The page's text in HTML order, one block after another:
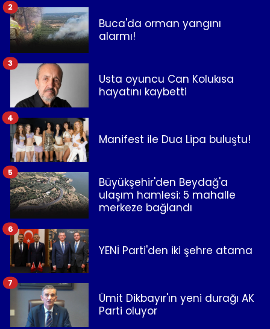
Buca'da orman yangını
alarmı!
2
Usta oyuncu Can Kolukısa
hayatını kaybetti
3
Manifest ile Dua Lipa buluştu!
4
Büyükşehir'den Beydağ'a
ulaşım hamlesi: 5 mahalle
merkeze bağlandı
5
YENİ Parti'den iki şehre atama
6
Ümit Dikbayır'ın yeni durağı AK
Parti oluyor
7